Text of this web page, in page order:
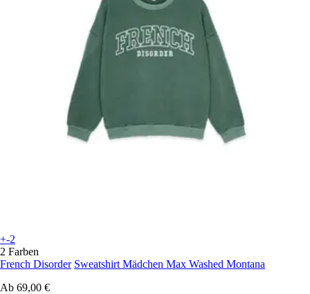
+-2
2 Farben
French Disorder Sweatshirt Mädchen Max Washed Montana
Ab 69,00 €